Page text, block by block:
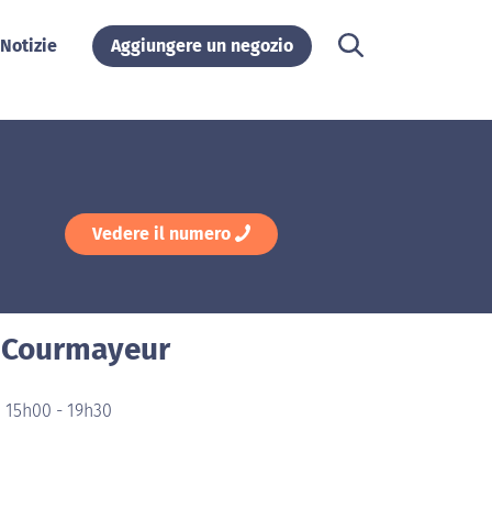
Notizie Aggiungere un negozio
Vedere il numero
- 19h30